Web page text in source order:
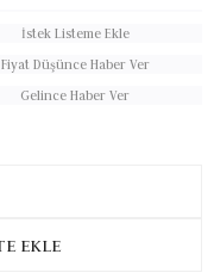
İstek Listeme Ekle
Fiyat Düşünce Haber Ver
Gelince Haber Ver